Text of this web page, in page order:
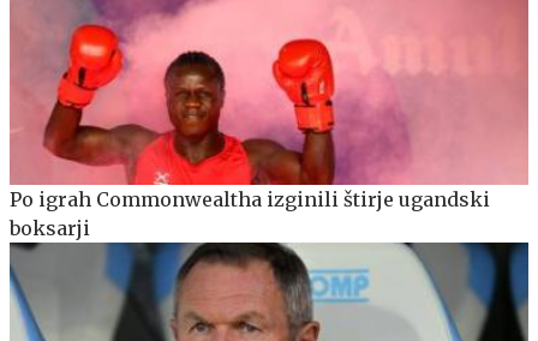
Po igrah Commonwealtha izginili štirje ugandski
boksarji